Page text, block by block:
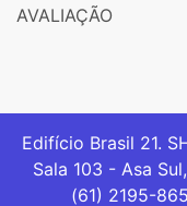
AVALIAÇÃO
Edifício Brasil 21.
Sala 103 - Asa
(61) 2195-